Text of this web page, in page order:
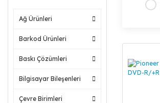
Ağ Ürünleri
Barkod Ürünleri
Baskı Çözümleri
Bilgisayar Bileşenleri
Çevre Birimleri